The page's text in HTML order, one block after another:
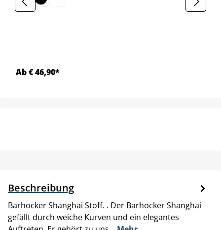
Ab € 46,90*
Beschreibung
Barhocker Shanghai Stoff. . Der Barhocker Shanghai
gefällt durch weiche Kurven und ein elegantes